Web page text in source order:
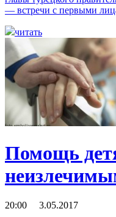
— встречи с первыми
читать
Помощь
20:00 3.05.2017